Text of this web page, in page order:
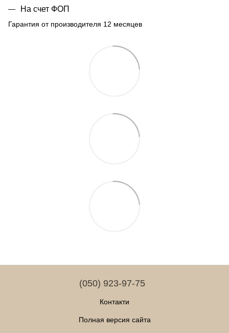
На счет ФОП
Гарантия от производителя 12 месяцев
(050) 923-97-75
Контакти
Полная версия сайта